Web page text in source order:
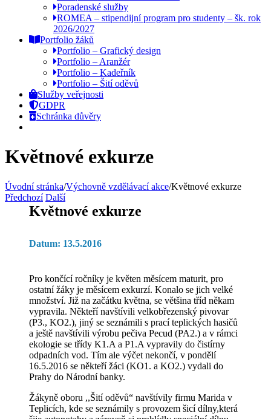
Poradenské služby
ROMEA – stipendijní program pro studenty – šk. rok
2026/2027
Portfolio žáků
Portfolio – Grafický design
Portfolio – Aranžér
Portfolio – Kadeřník
Portfolio – Šití oděvů
Služby veřejnosti
GDPR
Schránka důvěry
Květnové exkurze
Úvodní stránka/Výchovně vzdělávací akce/Květnové exkurze
Předchozí Další
Květnové exkurze
Datum: 13.5.2016
Pro končící ročníky je květen měsícem maturit, pro
ostatní žáky je měsícem exkurzí. Konalo se jich velké
množství. Již na začátku května, se většina tříd někam
vypravila. Někteří navštívili velkobřezenský pivovar
(P3., KO2.), jiný se seznámili s prací teplických hasičů
a ještě navštívili výrobu pečiva Pecud (PA2.) a v rámci
ekologie se třídy K1.A a P1.A vypravily do čistírny
odpadních vod. Tím ale výčet nekončí, v pondělí
16.5.2016 se někteří žáci (KO1. a KO2.) vydali do
Prahy do Národní banky.
Žákyně oboru ,,Šití oděvů“ navštívily firmu Marida v
Teplicích, kde se seznámily s provozem šicí dílny,která